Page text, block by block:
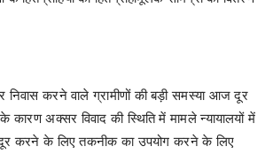
निवास करने वाले ग्रामीणों की बड़ी समस्या आज दूर
कारण अक्सर विवाद की स्थिति में मामले न्यायालयों में
करने के लिए तकनीक का उपयोग करने के लिए